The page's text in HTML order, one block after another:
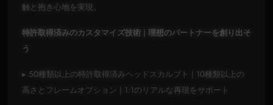
触と抱き心地を実現。
特許取得済みのカスタマイズ技術 | 理想のパートナーを創り出そ
う
▸ 50種類以上の特許取得済みヘッドスカルプト | 10種類以上の
高さとフレームオプション | 1:1のリアルな再現をサポート